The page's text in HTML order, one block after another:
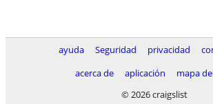
ayuda Seguridad privacidad
acerca de
aplicación
mapa
© 2026 craigslist